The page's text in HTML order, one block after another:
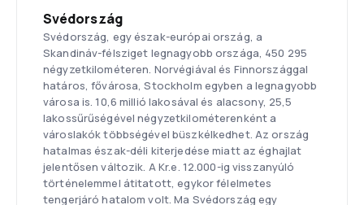
Svédország
Svédország, egy észak-európai ország, a
Skandináv-félsziget legnagyobb országa, 450 295
négyzetkilométeren. Norvégiával és Finnországgal
határos, fővárosa, Stockholm egyben a legnagyobb
városa is. 10,6 millió lakosával és alacsony, 25,5
lakossűrűségével négyzetkilométerenként a
városlakók többségével büszkélkedhet. Az ország
hatalmas észak-déli kiterjedése miatt az éghajlat
jelentősen változik. A Kr.e. 12.000-ig visszanyúló
történelemmel átitatott, egykor félelmetes
tengerjáró hatalom volt. Ma Svédország egy